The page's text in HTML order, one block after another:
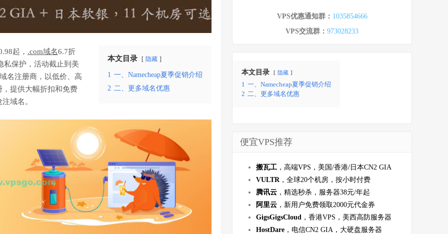
本文目录 隐藏
1 一、Namecheap夏季促销介绍
2 二、更多域名优惠
起， .com域名6.7折
私保护，活动截止到美
名注册商，以低价、高
提供大幅折扣和免费
域名。
VPS优惠通知群： 1035854666
VPS交流群： 973028233
本文目录 隐藏
1 一、Namecheap夏季促销介绍
2 二、更多域名优惠
便宜VPS推荐
搬瓦工 ，高端VPS，美国/香港/日本CN2 GIA
VULTR ，全球20个机房，按小时付费
腾讯云 ，精选秒杀，服务器38元/年起
阿里云 ，新用户免费领取2000元代金券
GigsGigsCloud ，香港VPS，美西高防服务器
HostDare ，电信CN2 GIA，大硬盘服务器